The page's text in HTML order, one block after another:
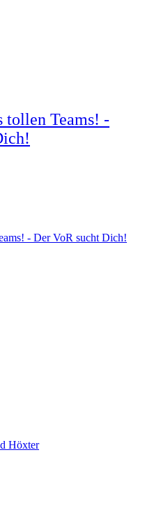
tollen Teams! -
- Der VoR sucht Dich!